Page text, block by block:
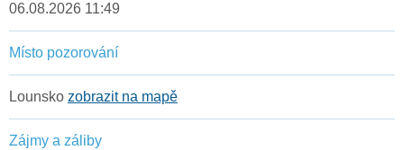
06.08.2026 11:49
Místo pozorování
Lounsko zobrazit na mapě
Zájmy a záliby